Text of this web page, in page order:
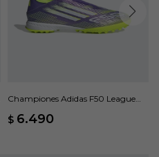
Championes Adidas F50 League
$ 6.490